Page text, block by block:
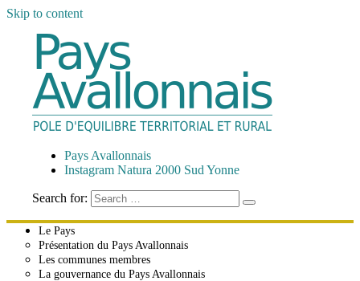
Skip to content
Pays Avallonnais
Pôle d'Équilibre Territorial et Rural
Pays Avallonnais
Instagram Natura 2000 Sud Yonne
Search for:
Le Pays
Présentation du Pays Avallonnais
Les communes membres
La gouvernance du Pays Avallonnais